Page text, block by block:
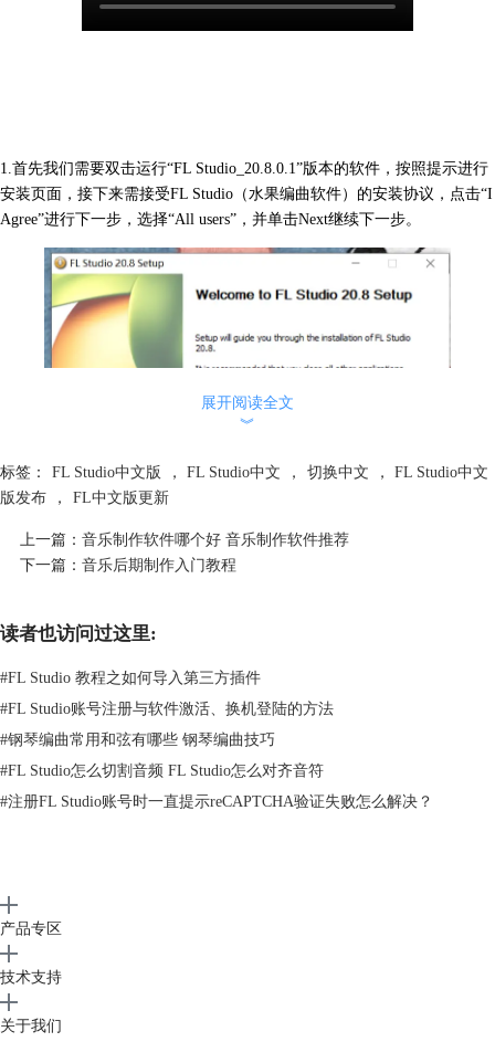
1.首先我们需要双击运行“FL Studio_20.8.0.1”版本的软件，按照提示进行
安装页面，接下来需接受FL Studio（水果编曲软件）的安装协议，点击“I
Agree”进行下一步，选择“All users”，并单击Next继续下一步。
2.选择水果编曲软件的组件类型，勾选要安装的组件，取消勾选不想安装
的组件，单击“Next”继续。（FL plugin32位和64位为大多数人所选）
展开阅读全文
︾
标签： FL Studio中文版 ， FL Studio中文 ， 切换中文 ，
FL Studio中文
版发布
， FL中文版更新
上一篇： 音乐制作软件哪个好 音乐制作软件推荐
下一篇： 音乐后期制作入门教程
读者也访问过这里:
#FL Studio 教程之如何导入第三方插件
#FL Studio账号注册与软件激活、换机登陆的方法
#钢琴编曲常用和弦有哪些 钢琴编曲技巧
#FL Studio怎么切割音频 FL Studio怎么对齐音符
#注册FL Studio账号时一直提示reCAPTCHA验证失败怎么解决？
产品专区
技术支持
关于我们